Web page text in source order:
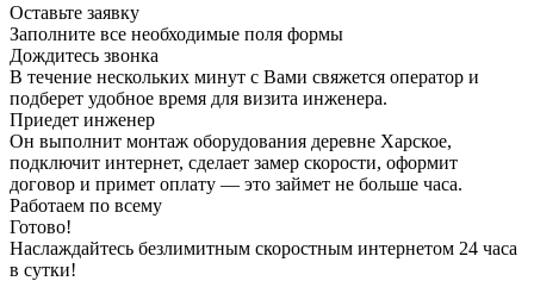
Оставьте заявку
Заполните все необходимые поля формы
Дождитесь звонка
В течение нескольких минут с Вами свяжется оператор и
подберет удобное время для визита инженера.
Приедет инженер
Он выполнит монтаж оборудования деревне Харское,
подключит интернет, сделает замер скорости, оформит
договор и примет оплату — это займет не больше часа.
Работаем по всему
Готово!
Наслаждайтесь безлимитным скоростным интернетом 24 часа
в сутки!